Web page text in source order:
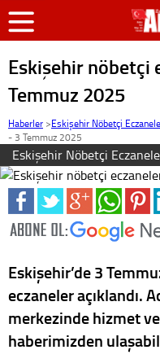
Eskişehir nöbetçi
Temmuz 2025
Haberler >Eskişehir Nöbetçi
- 3 Temmuz 2025
Eskişehir Nöbetçi
Eskişehir’de 3
eczaneler açıklandı.
merkezinde hizmet
haberimizden